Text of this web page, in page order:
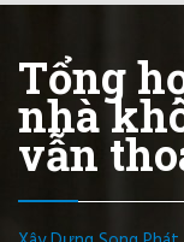
Tổng
nhà
vẫn